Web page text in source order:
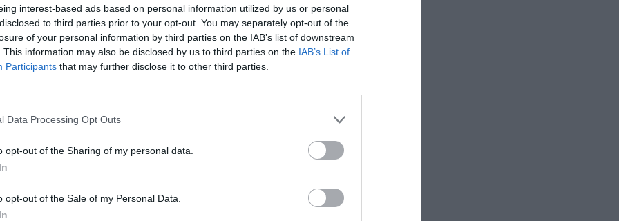
interest-based ads based on personal information utilized by us or personal
to third parties prior to your opt-out. You may separately opt-out of the
of your personal information by third parties on the IAB’s list of downstream
This information may also be disclosed by us to third parties on the IAB’s List of
Participants that may further disclose it to other third parties.
Data Processing Opt Outs
opt-out of the Sharing of my personal data.
opt-out of the Sale of my Personal Data.
στο
Δες εδώ!❯